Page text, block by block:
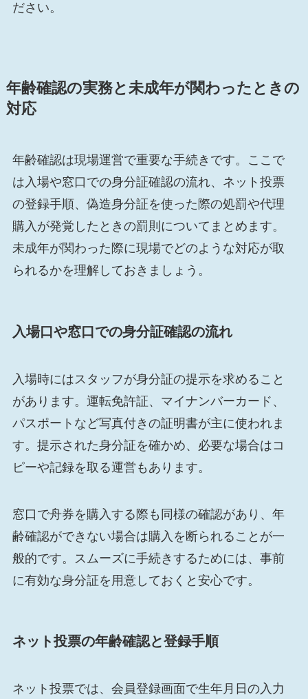
ださい。
年齢確認の実務と未成年が関わったときの
対応
年齢確認は現場運営で重要な手続きです。ここで
は入場や窓口での身分証確認の流れ、ネット投票
の登録手順、偽造身分証を使った際の処罰や代理
購入が発覚したときの罰則についてまとめます。
未成年が関わった際に現場でどのような対応が取
られるかを理解しておきましょう。
入場口や窓口での身分証確認の流れ
入場時にはスタッフが身分証の提示を求めること
があります。運転免許証、マイナンバーカード、
パスポートなど写真付きの証明書が主に使われま
す。提示された身分証を確かめ、必要な場合はコ
ピーや記録を取る運営もあります。
窓口で舟券を購入する際も同様の確認があり、年
齢確認ができない場合は購入を断られることが一
般的です。スムーズに手続きするためには、事前
に有効な身分証を用意しておくと安心です。
ネット投票の年齢確認と登録手順
ネット投票では、会員登録画面で生年月日の入力